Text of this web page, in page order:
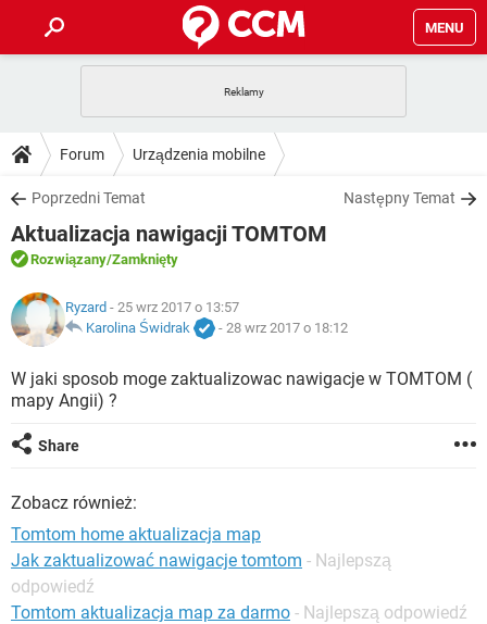
MENU
GRY WHATSAPP
SPOTIFY
INSTAGRAM FACEBOOK
WINDOWS 10
PORADY
PlayStation TIKTOK
SPOTIFY
INSTAGRAM
WINDOWS 10
DO POBRANIA
ANDROID TIKTOK
GRY
IOS
INSTAGRAM
WINDOWS 10
FORUM
COVID-19
GRY WHATSAPP
INSTAGRAM
WINDOWS 10
ARTYKUŁY
COVID-19
GRY WHATSAPP
INSTAGRAM
WINDOWS 10
Forum Urządzenia mobilne
Poprzedni Temat Następny Temat
Aktualizacja nawigacji TOMTOM
Rozwiązany/Zamknięty
Ryzard - 25 wrz 2017 o 13:57
Karolina Świdrak
- 28 wrz 2017 o 18:12
W jaki sposob moge zaktualizowac nawigacje w TOMTOM (
mapy Angii) ?
Share
Zobacz również:
Tomtom home aktualizacja map
Jak zaktualizować nawigacje tomtom - Najlepszą
odpowiedź
Tomtom aktualizacja map za darmo - Najlepszą odpowiedź